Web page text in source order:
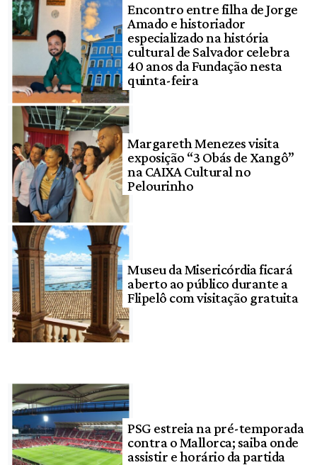
Encontro entre filha de Jorge
Amado e historiador
especializado na história
cultural de Salvador celebra
40 anos da Fundação nesta
quinta-feira
Margareth Menezes visita
exposição “3 Obás de Xangô”
na CAIXA Cultural no
Pelourinho
Museu da Misericórdia ficará
aberto ao público durante a
Flipelô com visitação gratuita
PSG estreia na pré-temporada
contra o Mallorca; saiba onde
assistir e horário da partida